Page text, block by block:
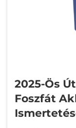
2025-Ös
Foszfát